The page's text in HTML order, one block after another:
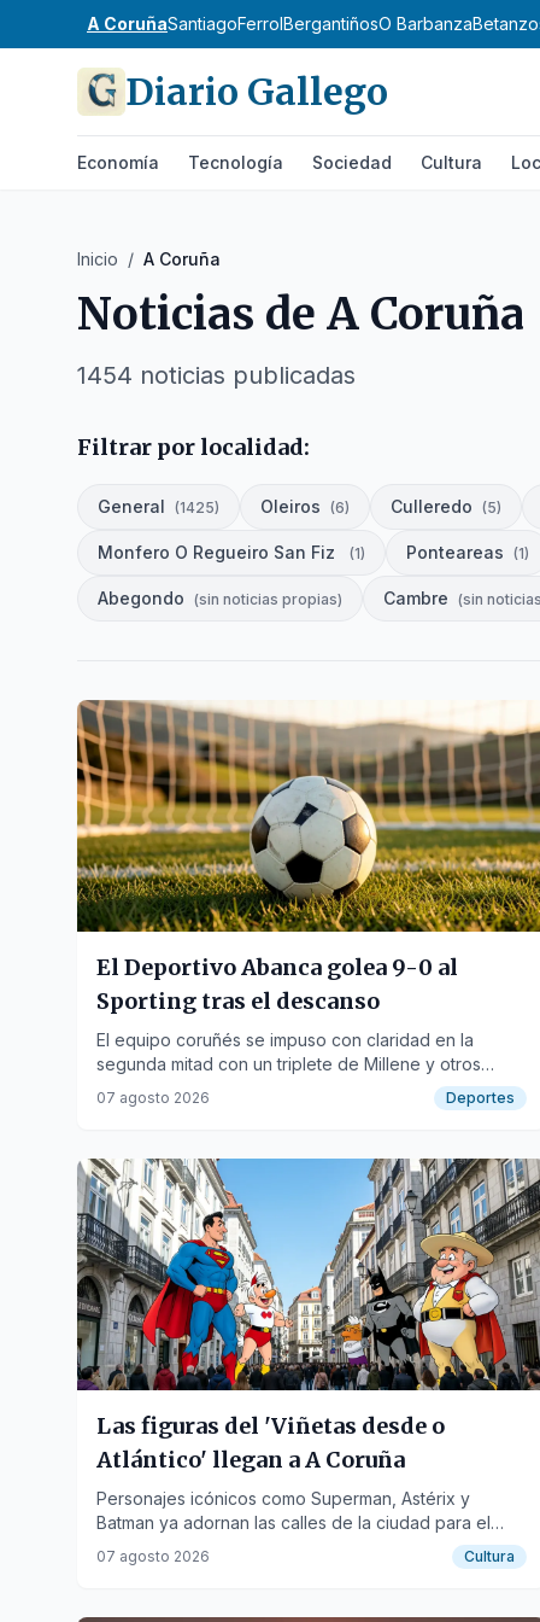
A CoruñaSantiagoFerrolBergantiñosO Barbanza
Diario Gallego
Economía Tecnología Sociedad Cultura
Inicio / A Coruña
Noticias de A Coruña
1454 noticias publicadas
Filtrar por localidad:
General (1425) Oleiros (6) Culleredo (5)
Monfero O Regueiro San Fiz (1) Ponteareas (1)
Abegondo (sin noticias propias) Cambre (sin
El Deportivo Abanca golea 9-0 al
Sporting tras el descanso
El equipo coruñés se impuso con claridad en la
segunda mitad con un triplete de Millene y otros
tantos.
07 agosto 2026 Deportes
Las figuras del 'Viñetas desde o
Atlántico' llegan a A Coruña
Personajes icónicos como Superman, Astérix y
Batman ya adornan las calles de la ciudad para el
festival y las fiestas de María Pita.
07 agosto 2026 Cultura